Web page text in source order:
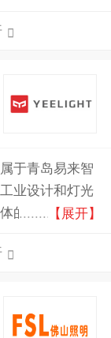
商和行业领先
于青岛易来智
业设计和灯光
的无线智能照
品的外观设计
【展开】